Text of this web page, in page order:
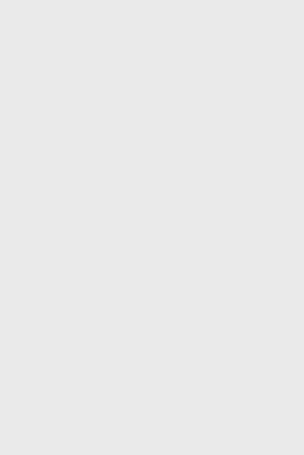
فساد و اختلاس اموال
واهی و کذب محض است
نشده است
علیه ایران است
با آمریکا
دیوانگی آمریکا داریم
و متوقف شدند